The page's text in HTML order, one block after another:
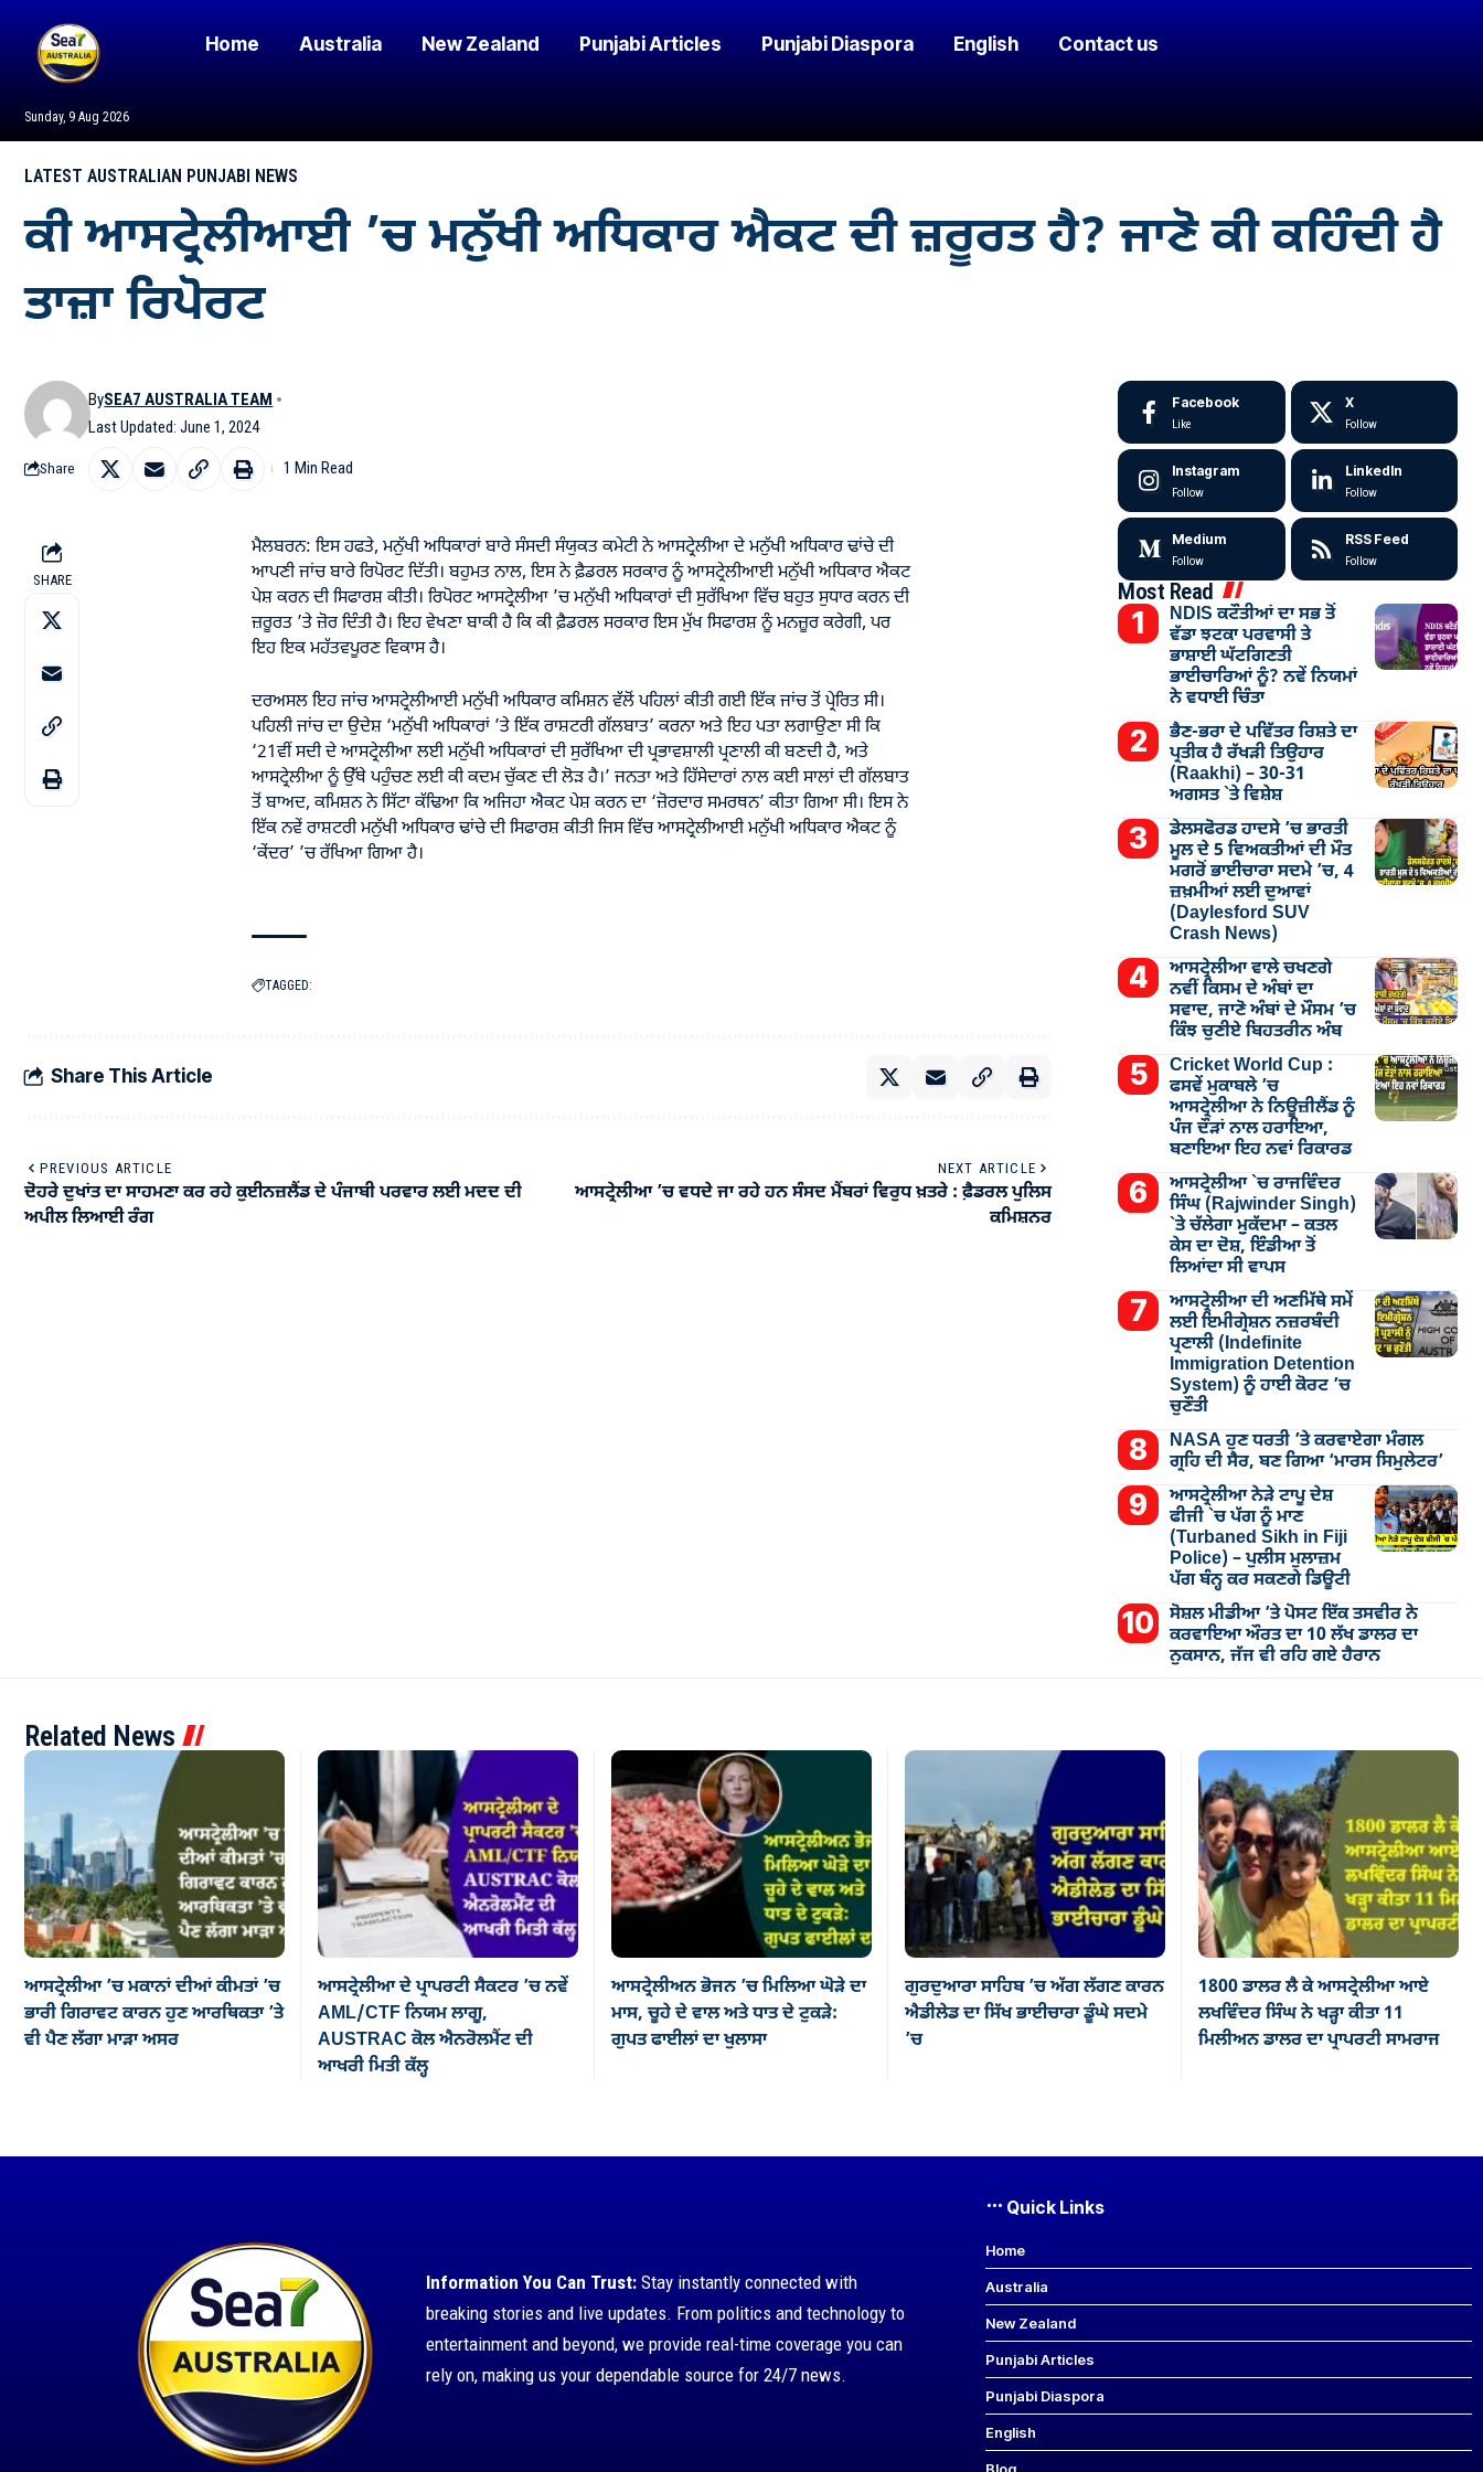
Sunday, 9 Aug 2026
Home Australia New Zealand Punjabi Articles Punjabi Diaspora English Contact us
LATEST AUSTRALIAN PUNJABI NEWS
ਕੀ ਆਸਟ੍ਰੇਲੀਆਈ ’ਚ ਮਨੁੱਖੀ ਅਧਿਕਾਰ ਐਕਟ ਦੀ ਜ਼ਰੂਰਤ ਹੈ? ਜਾਣੋ ਕੀ ਕਹਿੰਦੀ ਹੈ
ਤਾਜ਼ਾ ਰਿਪੋਰਟ
Last Updated: June 1, 2024
BySEA7 AUSTRALIA TEAM
Share 1 Min Read
SHARE
ਮੈਲਬਰਨ: ਇਸ ਹਫਤੇ, ਮਨੁੱਖੀ ਅਧਿਕਾਰਾਂ ਬਾਰੇ ਸੰਸਦੀ ਸੰਯੁਕਤ ਕਮੇਟੀ ਨੇ ਆਸਟ੍ਰੇਲੀਆ ਦੇ ਮਨੁੱਖੀ ਅਧਿਕਾਰ ਢਾਂਚੇ ਦੀ
ਆਪਣੀ ਜਾਂਚ ਬਾਰੇ ਰਿਪੋਰਟ ਦਿੱਤੀ। ਬਹੁਮਤ ਨਾਲ, ਇਸ ਨੇ ਫ਼ੈਡਰਲ ਸਰਕਾਰ ਨੂੰ ਆਸਟ੍ਰੇਲੀਆਈ ਮਨੁੱਖੀ ਅਧਿਕਾਰ ਐਕਟ
ਪੇਸ਼ ਕਰਨ ਦੀ ਸਿਫਾਰਸ਼ ਕੀਤੀ। ਰਿਪੋਰਟ ਆਸਟ੍ਰੇਲੀਆ ’ਚ ਮਨੁੱਖੀ ਅਧਿਕਾਰਾਂ ਦੀ ਸੁਰੱਖਿਆ ਵਿੱਚ ਬਹੁਤ ਸੁਧਾਰ ਕਰਨ ਦੀ
ਜ਼ਰੂਰਤ ’ਤੇ ਜ਼ੋਰ ਦਿੰਤੀ ਹੈ। ਇਹ ਵੇਖਣਾ ਬਾਕੀ ਹੈ ਕਿ ਕੀ ਫ਼ੈਡਰਲ ਸਰਕਾਰ ਇਸ ਮੁੱਖ ਸਿਫਾਰਸ਼ ਨੂੰ ਮਨਜ਼ੂਰ ਕਰੇਗੀ, ਪਰ
ਇਹ ਇਕ ਮਹੱਤਵਪੂਰਣ ਵਿਕਾਸ ਹੈ।
ਦਰਅਸਲ ਇਹ ਜਾਂਚ ਆਸਟ੍ਰੇਲੀਆਈ ਮਨੁੱਖੀ ਅਧਿਕਾਰ ਕਮਿਸ਼ਨ ਵੱਲੋਂ ਪਹਿਲਾਂ ਕੀਤੀ ਗਈ ਇੱਕ ਜਾਂਚ ਤੋਂ ਪ੍ਰੇਰਿਤ ਸੀ।
ਪਹਿਲੀ ਜਾਂਚ ਦਾ ਉਦੇਸ਼ ‘ਮਨੁੱਖੀ ਅਧਿਕਾਰਾਂ ’ਤੇ ਇੱਕ ਰਾਸ਼ਟਰੀ ਗੱਲਬਾਤ’ ਕਰਨਾ ਅਤੇ ਇਹ ਪਤਾ ਲਗਾਉਣਾ ਸੀ ਕਿ
‘21ਵੀਂ ਸਦੀ ਦੇ ਆਸਟ੍ਰੇਲੀਆ ਲਈ ਮਨੁੱਖੀ ਅਧਿਕਾਰਾਂ ਦੀ ਸੁਰੱਖਿਆ ਦੀ ਪ੍ਰਭਾਵਸ਼ਾਲੀ ਪ੍ਰਣਾਲੀ ਕੀ ਬਣਦੀ ਹੈ, ਅਤੇ
ਆਸਟ੍ਰੇਲੀਆ ਨੂੰ ਉੱਥੇ ਪਹੁੰਚਣ ਲਈ ਕੀ ਕਦਮ ਚੁੱਕਣ ਦੀ ਲੋੜ ਹੈ।’ ਜਨਤਾ ਅਤੇ ਹਿੱਸੇਦਾਰਾਂ ਨਾਲ ਕਈ ਸਾਲਾਂ ਦੀ ਗੱਲਬਾਤ
ਤੋਂ ਬਾਅਦ, ਕਮਿਸ਼ਨ ਨੇ ਸਿੱਟਾ ਕੱਢਿਆ ਕਿ ਅਜਿਹਾ ਐਕਟ ਪੇਸ਼ ਕਰਨ ਦਾ ‘ਜ਼ੋਰਦਾਰ ਸਮਰਥਨ’ ਕੀਤਾ ਗਿਆ ਸੀ। ਇਸ ਨੇ
ਇੱਕ ਨਵੇਂ ਰਾਸ਼ਟਰੀ ਮਨੁੱਖੀ ਅਧਿਕਾਰ ਢਾਂਚੇ ਦੀ ਸਿਫਾਰਸ਼ ਕੀਤੀ ਜਿਸ ਵਿੱਚ ਆਸਟ੍ਰੇਲੀਆਈ ਮਨੁੱਖੀ ਅਧਿਕਾਰ ਐਕਟ ਨੂੰ
‘ਕੇਂਦਰ’ ’ਚ ਰੱਖਿਆ ਗਿਆ ਹੈ।
TAGGED:
Share This Article
PREVIOUS ARTICLE
ਦੋਹਰੇ ਦੁਖਾਂਤ ਦਾ ਸਾਹਮਣਾ ਕਰ ਰਹੇ ਕੁਈਨਜ਼ਲੈਂਡ ਦੇ ਪੰਜਾਬੀ ਪਰਵਾਰ ਲਈ ਮਦਦ ਦੀ
ਅਪੀਲ ਲਿਆਈ ਰੰਗ
NEXT ARTICLE
ਆਸਟ੍ਰੇਲੀਆ ’ਚ ਵਧਦੇ ਜਾ ਰਹੇ ਹਨ ਸੰਸਦ ਮੈਂਬਰਾਂ ਵਿਰੁਧ ਖ਼ਤਰੇ : ਫ਼ੈਡਰਲ ਪੁਲਿਸ
ਕਮਿਸ਼ਨਰ
Facebook
Like
X
Follow
Instagram
Follow
LinkedIn
Follow
Medium
Follow
RSS Feed
Follow
Most Read
NDIS ਕਟੌਤੀਆਂ ਦਾ ਸਭ ਤੋਂ
ਵੱਡਾ ਝਟਕਾ ਪਰਵਾਸੀ ਤੇ
ਭਾਸ਼ਾਈ ਘੱਟਗਿਣਤੀ
ਭਾਈਚਾਰਿਆਂ ਨੂੰ? ਨਵੇਂ ਨਿਯਮਾਂ
ਨੇ ਵਧਾਈ ਚਿੰਤਾ
ਭੈਣ-ਭਰਾ ਦੇ ਪਵਿੱਤਰ ਰਿਸ਼ਤੇ ਦਾ
ਪ੍ਰਤੀਕ ਹੈ ਰੱਖੜੀ ਤਿਉਹਾਰ
(Raakhi) – 30-31
ਅਗਸਤ `ਤੇ ਵਿਸ਼ੇਸ਼
ਡੇਲਸਫੋਰਡ ਹਾਦਸੇ ’ਚ ਭਾਰਤੀ
ਮੂਲ ਦੇ 5 ਵਿਅਕਤੀਆਂ ਦੀ ਮੌਤ
ਮਗਰੋਂ ਭਾਈਚਾਰਾ ਸਦਮੇ ’ਚ, 4
ਜ਼ਖ਼ਮੀਆਂ ਲਈ ਦੁਆਵਾਂ
(Daylesford SUV
Crash News)
ਆਸਟ੍ਰੇਲੀਆ ਵਾਲੇ ਚਖਣਗੇ
ਨਵੀਂ ਕਿਸਮ ਦੇ ਅੰਬਾਂ ਦਾ
ਸਵਾਦ, ਜਾਣੋ ਅੰਬਾਂ ਦੇ ਮੌਸਮ ’ਚ
ਕਿੰਝ ਚੁਣੀਏ ਬਿਹਤਰੀਨ ਅੰਬ
Cricket World Cup :
ਫਸਵੇਂ ਮੁਕਾਬਲੇ ’ਚ
ਆਸਟ੍ਰੇਲੀਆ ਨੇ ਨਿਊਜ਼ੀਲੈਂਡ ਨੂੰ
ਪੰਜ ਦੌੜਾਂ ਨਾਲ ਹਰਾਇਆ,
ਬਣਾਇਆ ਇਹ ਨਵਾਂ ਰਿਕਾਰਡ
ਆਸਟ੍ਰੇਲੀਆ `ਚ ਰਾਜਵਿੰਦਰ
ਸਿੰਘ (Rajwinder Singh)
`ਤੇ ਚੱਲੇਗਾ ਮੁੁਕੱਦਮਾ – ਕਤਲ
ਕੇਸ ਦਾ ਦੋਸ਼, ਇੰਡੀਆ ਤੋਂ
ਲਿਆਂਦਾ ਸੀ ਵਾਪਸ
ਆਸਟ੍ਰੇਲੀਆ ਦੀ ਅਣਮਿੱਥੇ ਸਮੇਂ
ਲਈ ਇਮੀਗ੍ਰੇਸ਼ਨ ਨਜ਼ਰਬੰਦੀ
ਪ੍ਰਣਾਲੀ (Indefinite
Immigration Detention
System) ਨੂੰ ਹਾਈ ਕੋਰਟ ’ਚ
ਚੁਣੌਤੀ
NASA ਹੁਣ ਧਰਤੀ ’ਤੇ ਕਰਵਾਏਗਾ ਮੰਗਲ
ਗ੍ਰਹਿ ਦੀ ਸੈਰ, ਬਣ ਗਿਆ ‘ਮਾਰਸ ਸਿਮੁਲੇਟਰ’
ਆਸਟ੍ਰੇਲੀਆ ਨੇੜੇ ਟਾਪੂ ਦੇਸ਼
ਫੀਜੀ `ਚ ਪੱਗ ਨੂੰ ਮਾਣ
(Turbaned Sikh in Fiji
Police) – ਪੁਲੀਸ ਮੁਲਾਜ਼ਮ
ਪੱਗ ਬੰਨ੍ਹ ਕਰ ਸਕਣਗੇ ਡਿਊਟੀ
ਸੋਸ਼ਲ ਮੀਡੀਆ ’ਤੇ ਪੋਸਟ ਇੱਕ ਤਸਵੀਰ ਨੇ
ਕਰਵਾਇਆ ਔਰਤ ਦਾ 10 ਲੱਖ ਡਾਲਰ ਦਾ
ਨੁਕਸਾਨ, ਜੱਜ ਵੀ ਰਹਿ ਗਏ ਹੈਰਾਨ
Related News
ਆਸਟ੍ਰੇਲੀਆ ’ਚ ਮਕਾਨਾਂ ਦੀਆਂ ਕੀਮਤਾਂ ’ਚ
ਭਾਰੀ ਗਿਰਾਵਟ ਕਾਰਨ ਹੁਣ ਆਰਥਿਕਤਾ ’ਤੇ
ਵੀ ਪੈਣ ਲੱਗਾ ਮਾੜਾ ਅਸਰ
ਆਸਟ੍ਰੇਲੀਆ ਦੇ ਪ੍ਰਾਪਰਟੀ ਸੈਕਟਰ ’ਚ ਨਵੇਂ
AML/CTF ਨਿਯਮ ਲਾਗੂ,
AUSTRAC ਕੋਲ ਐਨਰੋਲਮੈਂਟ ਦੀ
ਆਖਰੀ ਮਿਤੀ ਕੱਲ੍ਹ
ਆਸਟ੍ਰੇਲੀਅਨ ਭੋਜਨ ’ਚ ਮਿਲਿਆ ਘੋੜੇ ਦਾ
ਮਾਸ, ਚੂਹੇ ਦੇ ਵਾਲ ਅਤੇ ਧਾਤ ਦੇ ਟੁਕੜੇ:
ਗੁਪਤ ਫਾਈਲਾਂ ਦਾ ਖੁਲਾਸਾ
ਗੁਰਦੁਆਰਾ ਸਾਹਿਬ ’ਚ ਅੱਗ ਲੱਗਣ ਕਾਰਨ
ਐਡੀਲੇਡ ਦਾ ਸਿੱਖ ਭਾਈਚਾਰਾ ਡੂੰਘੇ ਸਦਮੇ
’ਚ
1800 ਡਾਲਰ ਲੈ ਕੇ ਆਸਟ੍ਰੇਲੀਆ ਆਏ
ਲਖਵਿੰਦਰ ਸਿੰਘ ਨੇ ਖੜ੍ਹਾ ਕੀਤਾ 11
ਮਿਲੀਅਨ ਡਾਲਰ ਦਾ ਪ੍ਰਾਪਰਟੀ ਸਾਮਰਾਜ
Information You Can Trust: Stay instantly connected with
breaking stories and live updates. From politics and technology to
entertainment and beyond, we provide real-time coverage you can
rely on, making us your dependable source for 24/7 news.
Quick Links
Home
Australia
New Zealand
Punjabi Articles
Punjabi Diaspora
English